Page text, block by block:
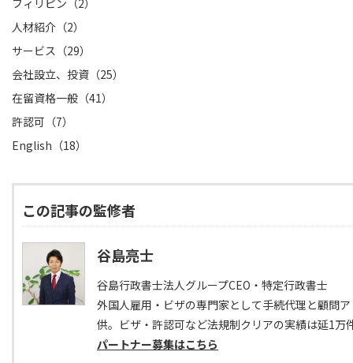
フィリピン（2）
人材紹介（2）
サービス（29）
会社設立、投資（25）
在留資格一般（41）
許認可（7）
English（18）
この記事の監修者
谷島亮士
谷島行政書士法人グループCEO・特定行政書士
外国人雇用・ビザの専門家として手続代理と顧問
供。ビザ・許認可など法規制クリアの実績は延1万
パートナー募集はこちら